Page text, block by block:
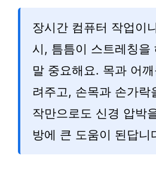
장시간 컴퓨터 작업이
시, 틈틈이 스트레칭을
말 중요해요. 목과 어
려주고, 손목과 손가락
작만으로도 신경 압박
방에 큰 도움이 된답니